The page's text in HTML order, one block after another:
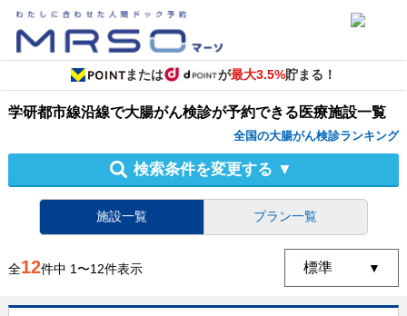
または が最大3.5%貯まる！
学研都市線沿線で大腸がん検診が予約できる医療施設一覧
全国の大腸がん検診ランキング
検索条件を変更する ▼
施設一覧 プラン一覧
全12件中 1〜12件表示